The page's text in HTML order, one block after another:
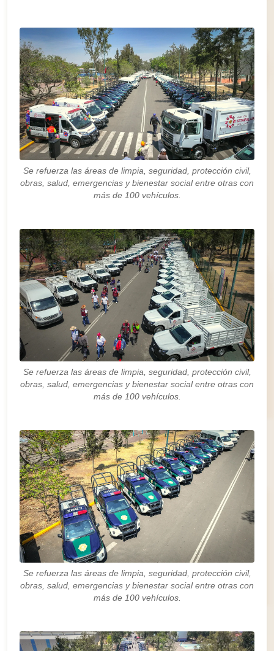
Se refuerza las áreas de limpia, seguridad, protección civil,
obras, salud, emergencias y bienestar social entre otras con
más de 100 vehículos.
Se refuerza las áreas de limpia, seguridad, protección civil,
obras, salud, emergencias y bienestar social entre otras con
más de 100 vehículos.
Se refuerza las áreas de limpia, seguridad, protección civil,
obras, salud, emergencias y bienestar social entre otras con
más de 100 vehículos.